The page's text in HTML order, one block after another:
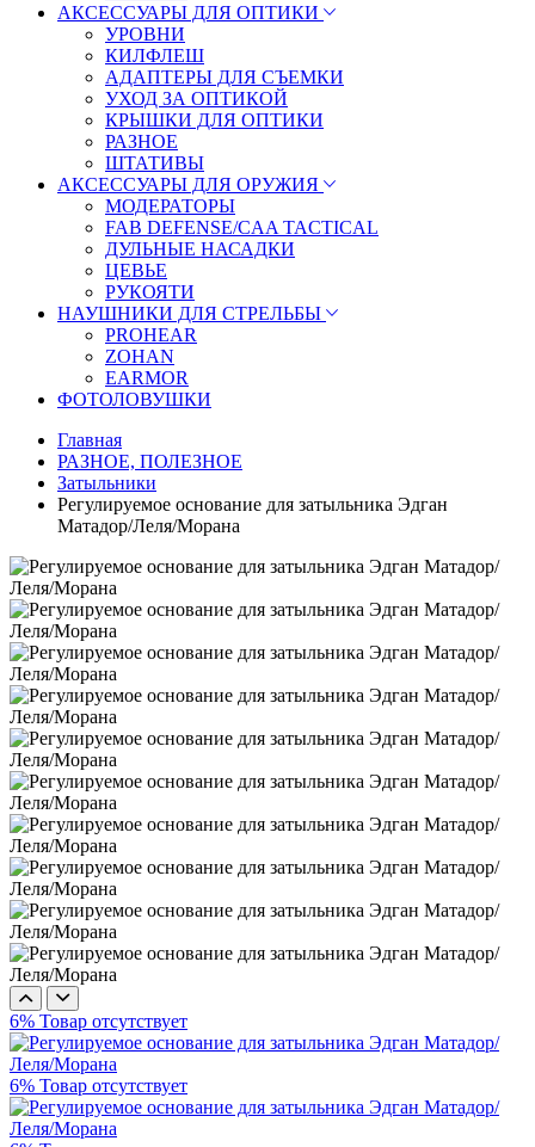
АКСЕССУАРЫ ДЛЯ ОПТИКИ
УРОВНИ
КИЛФЛЕШ
АДАПТЕРЫ ДЛЯ СЪЕМКИ
УХОД ЗА ОПТИКОЙ
КРЫШКИ ДЛЯ ОПТИКИ
РАЗНОЕ
ШТАТИВЫ
АКСЕССУАРЫ ДЛЯ ОРУЖИЯ
МОДЕРАТОРЫ
FAB DEFENSE/CAA TACTICAL
ДУЛЬНЫЕ НАСАДКИ
ЦЕВЬЕ
РУКОЯТИ
НАУШНИКИ ДЛЯ СТРЕЛЬБЫ
PROHEAR
ZOHAN
EARMOR
ФОТОЛОВУШКИ
Главная
РАЗНОЕ, ПОЛЕЗНОЕ
Затыльники
Регулируемое основание для затыльника Эдган
Матадор/Леля/Морана
6% Товар отсутствует
6% Товар отсутствует